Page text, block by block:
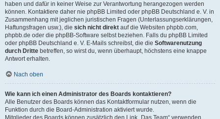
haben und dafür in keiner Weise zur Verantwortung herangezogen werden
können. Kontaktiere daher nie phpBB Limited oder phpBB Deutschland e. V. in
Zusammenhang mit jeglichen juristischen Fragen (Unterlassungserklärungen,
Haftungsfragen usw.), die sich nicht direkt auf die Websiten phpbb.com,
phpbb.de oder die phpBB-Software selbst beziehen. Falls du phpBB Limited
oder phpBB Deutschland e. V. E-Mails schreibst, die die Softwarenutzung
durch Dritte betreffen, so wirst du, wenn überhaupt, höchstens eine knappe
Antwort erhalten.
Nach oben
Wie kann ich einen Administrator des Boards kontaktieren?
Alle Benutzer des Boards können das Kontaktformular nutzen, wenn die
Funktion durch die Board-Administration aktiviert wurde.
Mitglieder des Boards können zusätzlich den Link „Das Team“ verwenden.